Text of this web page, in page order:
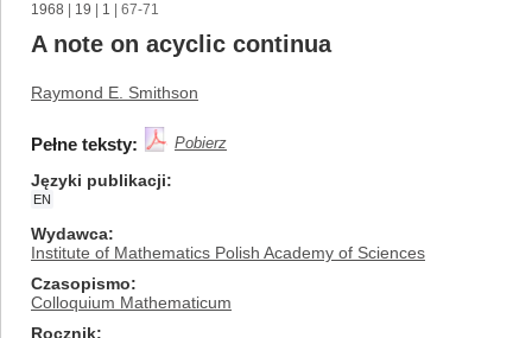
1968 19 1 | 67-71
A note on acyclic continua
Raymond E. Smithson
Pełne teksty: Pobierz
Języki publikacji
EN
Wydawca
Institute of Mathematics Polish Academy of Sciences
Czasopismo
Colloquium Mathematicum
Rocznik